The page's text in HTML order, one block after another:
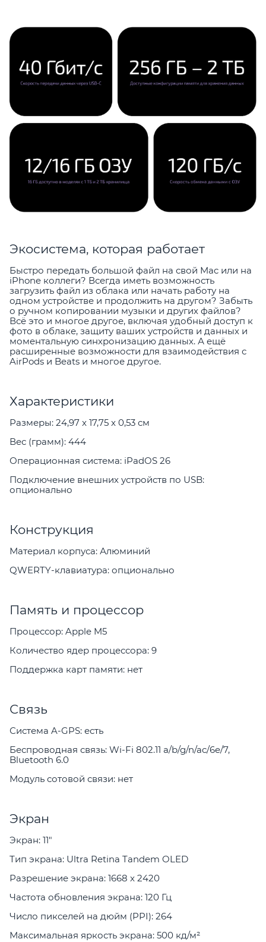
Экосистема, которая работает
Быстро передать большой файл на свой Mac или на
iPhone коллеги? Всегда иметь возможность
загрузить файл из облака или начать работу на
одном устройстве и продолжить на другом? Забыть
о ручном копировании музыки и других файлов?
Всё это и многое другое, включая удобный доступ к
фото в облаке, защиту ваших устройств и данных и
моментальную синхронизацию данных. А ещё
расширенные возможности для взаимодействия с
AirPods и Beats и многое другое.
Характеристики
Размеры: 24,97 x 17,75 x 0,53 см
Вес (грамм): 444
Операционная система: iPadOS 26
Подключение внешних устройств по USB:
опционально
Конструкция
Материал корпуса: Алюминий
QWERTY-клавиатура: опционально
Память и процессор
Процессор: Apple M5
Количество ядер процессора: 9
Поддержка карт памяти: нет
Связь
Система A-GPS: есть
Беспроводная связь: Wi-Fi 802.11 a/b/g/n/ac/6e/7,
Bluetooth 6.0
Модуль сотовой связи: нет
Экран
Экран: 11"
Тип экрана: Ultra Retina Tandem OLED
Разрешение экрана: 1668 x 2420
Частота обновления экрана: 120 Гц
Число пикселей на дюйм (PPI): 264
Максимальная яркость экрана: 500 кд/м²